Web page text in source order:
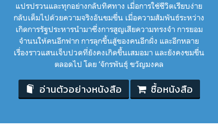
แปรปรวนและทุกอย่างกลับทิศทาง เมื่อการใช้ชีวิตเรียบง่าย
กลับเต็มไปด้วยความจริงอันขมขื่น เมื่อความสัมพันธ์ระหว่าง
เกิดการรัฐประหารนำมาซึ่งการสูญเสียความทรงจำ การยอม
จำนนให้คนอีกฟาก การลุกขึ้นสู้ของคนอีกฝั่ง และอีกหลาย
เรื่องราวแสนเจ็บปวดที่ยังคงเกิดขึ้นเสมอมา และยังคงขมขื่น
ตลอดไป โดย ‘จักรพันธุ์ ขวัญมงคล
อ่านตัวอย่างหนังสือ ซื้อหนังสือ